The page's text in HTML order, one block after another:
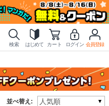
検索 はじめて カート ログイン 会員登録
並べ替え: